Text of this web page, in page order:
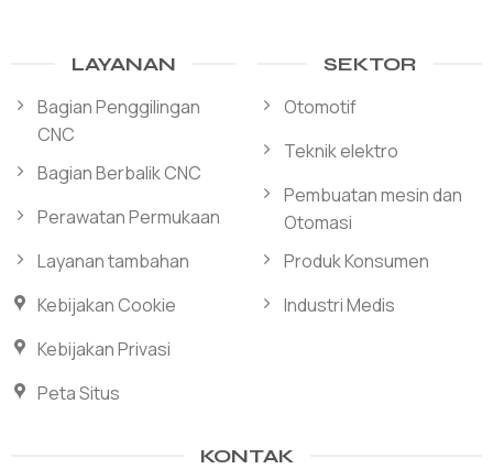
LAYANAN
Bagian Penggilingan
CNC
Bagian Berbalik CNC
Perawatan Permukaan
Layanan tambahan
Kebijakan Cookie
Kebijakan Privasi
Peta Situs
SEKTOR
Otomotif
Teknik elektro
Pembuatan mesin dan
Otomasi
Produk Konsumen
Industri Medis
KONTAK